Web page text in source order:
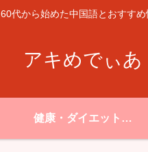
60代から始めた中国語とおすすめ
アキめでぃあ
健康・ダイエット・